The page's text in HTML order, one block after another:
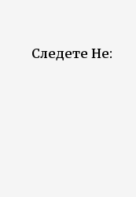
Следете Не: